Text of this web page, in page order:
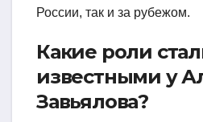
России, так и за рубежом.
Какие роли
известными у
Завьялова?